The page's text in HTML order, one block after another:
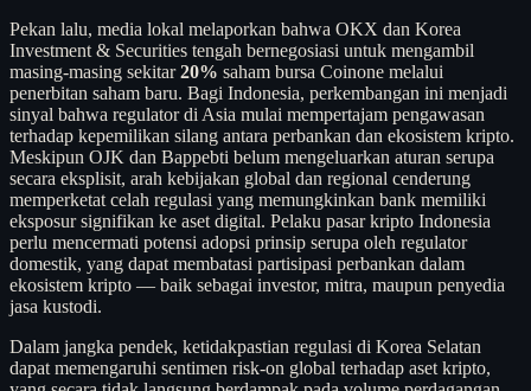
Pekan lalu, media lokal melaporkan bahwa OKX dan Korea
Investment & Securities tengah bernegosiasi untuk mengambil
masing-masing sekitar20% saham bursa Coinone melalui
penerbitan saham baru. Bagi Indonesia, perkembangan ini menjadi
sinyal bahwa regulator di Asia mulai mempertajam pengawasan
terhadap kepemilikan silang antara perbankan dan ekosistem kripto.
Meskipun OJK dan Bappebti belum mengeluarkan aturan serupa
secara eksplisit, arah kebijakan global dan regional cenderung
memperketat celah regulasi yang memungkinkan bank memiliki
eksposur signifikan ke aset digital. Pelaku pasar kripto Indonesia
perlu mencermati potensi adopsi prinsip serupa oleh regulator
domestik, yang dapat membatasi partisipasi perbankan dalam
ekosistem kripto — baik sebagai investor, mitra, maupun penyedia
jasa kustodi.
Dalam jangka pendek, ketidakpastian regulasi di Korea Selatan
dapat memengaruhi sentimen risk-on global terhadap aset kripto,